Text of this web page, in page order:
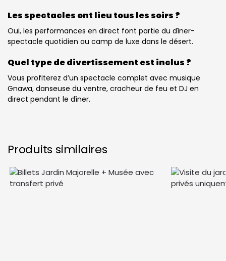
Les spectacles ont lieu tous les soirs ?
Oui, les performances en direct font partie du dîner-
spectacle quotidien au camp de luxe dans le désert.
Quel type de divertissement est inclus ?
Vous profiterez d’un spectacle complet avec musique
Gnawa, danseuse du ventre, cracheur de feu et DJ en
direct pendant le dîner.
Produits similaires